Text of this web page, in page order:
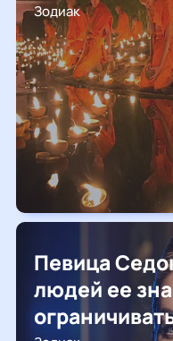
Зодиак
Певица
людей ее